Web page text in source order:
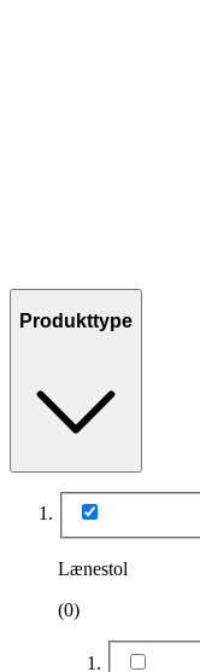
Produkttype
Lænestol
(0)